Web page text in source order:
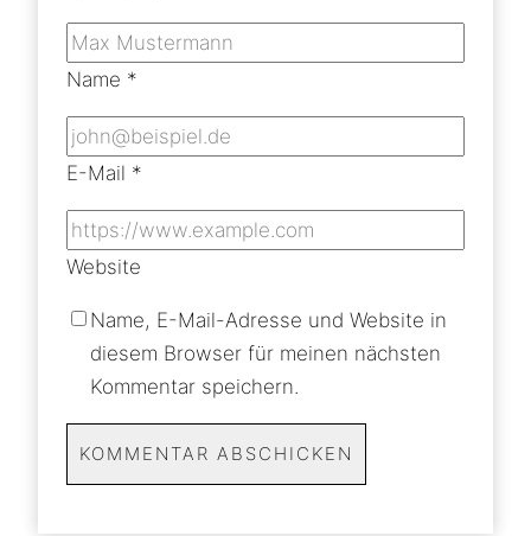
Name *
E-Mail *
Website
Name, E-Mail-Adresse und Website in
diesem Browser für meinen nächsten
Kommentar speichern.